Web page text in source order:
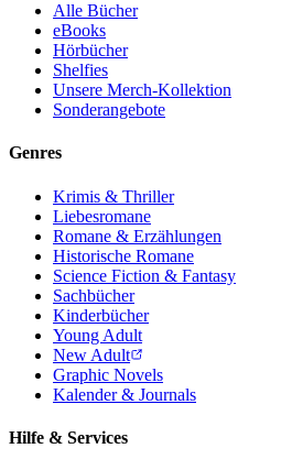
Alle Bücher
eBooks
Hörbücher
Shelfies
Unsere Merch-Kollektion
Sonderangebote
Genres
Krimis & Thriller
Liebesromane
Romane & Erzählungen
Historische Romane
Science Fiction & Fantasy
Sachbücher
Kinderbücher
Young Adult
New Adult
Graphic Novels
Kalender & Journals
Hilfe & Services